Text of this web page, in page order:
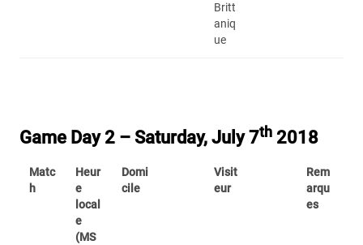
Britt
aniq
ue
Game Day 2 – Saturday, July 7th 2018
Matc
h
Heur
e
local
e
(MS
Domi
cile
Visit
eur
Rem
arqu
es